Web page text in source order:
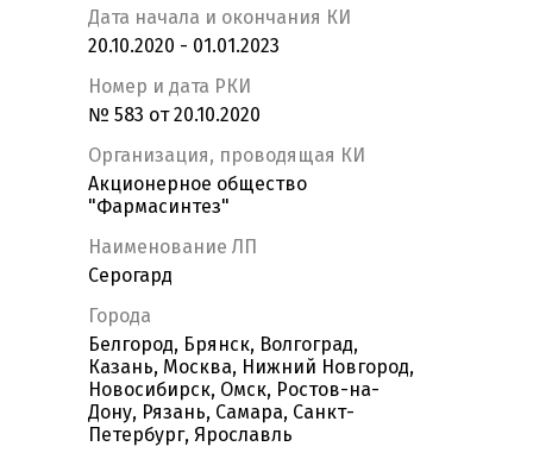
Дата начала и окончания КИ
20.10.2020 - 01.01.2023
Номер и дата РКИ
№ 583 от 20.10.2020
Организация, проводящая КИ
Акционерное общество
"Фармасинтез"
Наименование ЛП
Серогард
Города
Белгород, Брянск, Волгоград,
Казань, Москва, Нижний Новгород,
Новосибирск, Омск, Ростов-на-
Дону, Рязань, Самара, Санкт-
Петербург, Ярославль